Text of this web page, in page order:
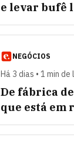
e levar bufê
NEGÓCIOS
Há 3 dias • 1 min
De fábrica
que está